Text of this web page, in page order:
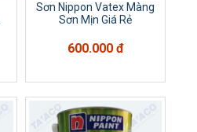
Sơn Nippon Vatex Màng
Sơn Mịn Giá Rẻ
600.000 đ